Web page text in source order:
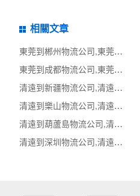
相關文章
東莞到郴州物流公司,東莞整車物流到郴州,東莞至郴州物流專線 - 天南
東莞到成都物流公司,東莞整車物流到成都,東莞至成都物流專線 - 天南
清遠到新疆物流公司,清遠整車物流到新疆,清遠至新疆物流專線 - 天南
清遠到樂山物流公司,清遠整車物流到樂山,清遠至樂山物流專線 - 天南
清遠到葫蘆島物流公司,清遠整車物流到葫蘆島,清遠至葫蘆島物流專線
清遠到深圳物流公司,清遠整車物流到深圳,清遠至深圳物流專線 - 天南